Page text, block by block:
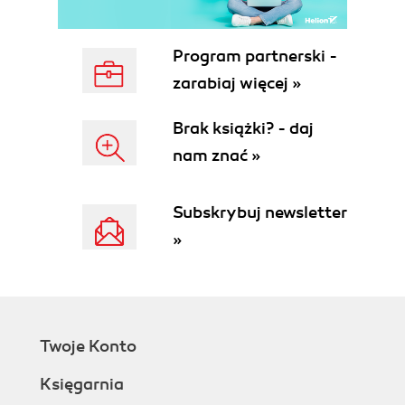
Use Storybook for Component Development
Solution
Discussion
Solution
Create Interfaces with Responsive Routes
Problem
Solution
Program partnerski -
zarabiaj więcej »
Brak książki? - daj
nam znać »
Subskrybuj newsletter
»
Twoje Konto
Księgarnia